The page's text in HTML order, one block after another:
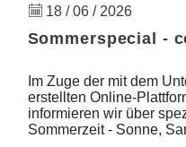
18 / 06 / 2026
Sommerspecial -
Im Zuge der mit dem
erstellten Online-
informieren wir über
Sommerzeit - Sonne,